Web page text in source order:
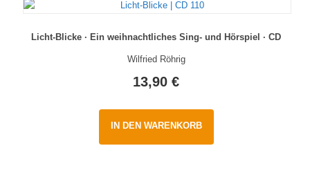
Licht-Blicke · Ein weihnachtliches Sing- und Hörspiel · CD
Wilfried Röhrig
13,90€
IN DEN WARENKORB